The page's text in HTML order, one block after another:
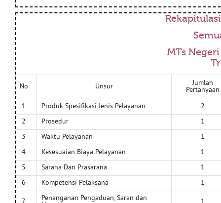
MTs
No Unsur
Jumlah
Pertanyaan
1
Produk Spesifikasi Jenis Pelayanan
2
2
Prosedur
1
3
Waktu Pelayanan
1
4
Kesesuaian Biaya Pelayanan
1
5
Sarana Dan Prasarana
1
6
Kompetensi Pelaksana 1
Penanganan Pengaduan, Saran dan